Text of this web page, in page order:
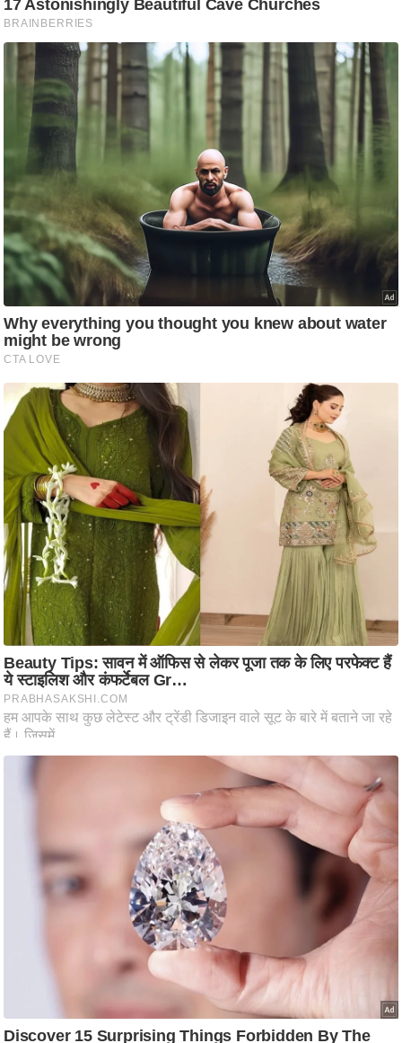
क
मा
तृ
भू
मि
स्तं
भ
ए
म
.
आ
र
.
आ
ई
चा
य
प
र
स
मी
क्षा
ध
र्म
ज्यो
ति
ष
प्र
भु
मा
र